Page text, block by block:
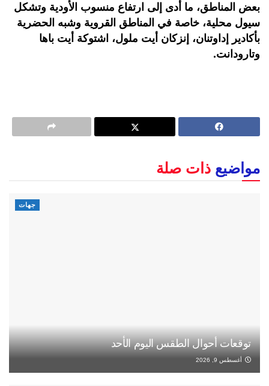
بعض المناطق، ما أدى إلى ارتفاع منسوب الأودية وتشكل
سيول محلية، خاصة في المناطق القروية وشبه الحضرية
بأكادير إداوتنان، إنزكان أيت ملول، اشتوكة أيت باها
وتارودانت.
مواضيع ذات صلة
جهات
توقعات أحوال الطقس اليوم الأحد
أغسطس 9, 2026